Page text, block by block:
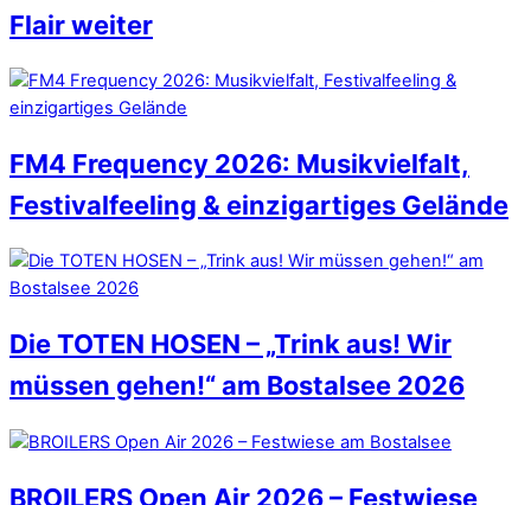
Flair weiter
FM4 Frequency 2026: Musikvielfalt,
Festivalfeeling & einzigartiges Gelände
Die TOTEN HOSEN – „Trink aus! Wir
müssen gehen!“ am Bostalsee 2026
BROILERS Open Air 2026 – Festwiese